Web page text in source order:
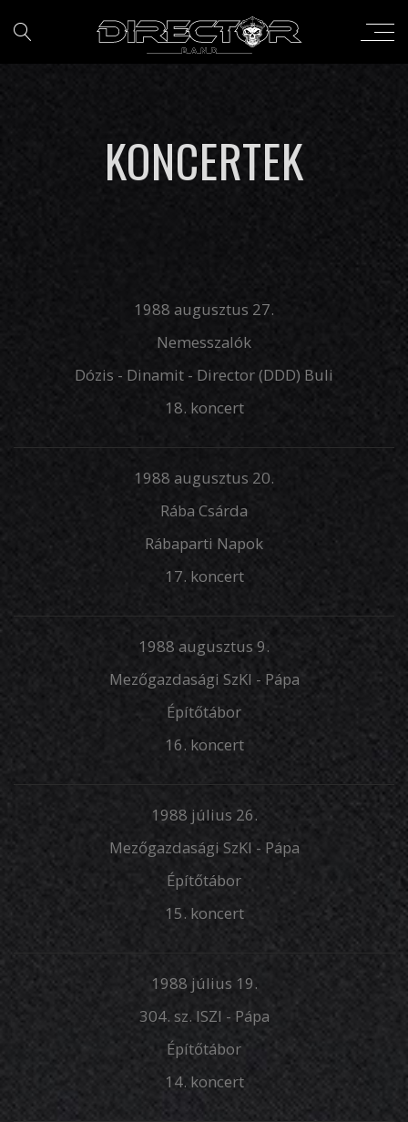
KONCERTEK
1988 augusztus 27.
Nemesszalók
Dózis - Dinamit - Director (DDD) Buli
18. koncert
1988 augusztus 20.
Rába Csárda
Rábaparti Napok
17. koncert
1988 augusztus 9.
Mezőgazdasági SzKI - Pápa
Építőtábor
16. koncert
1988 július 26.
Mezőgazdasági SzKI - Pápa
Építőtábor
15. koncert
1988 július 19.
304. sz. ISZI - Pápa
Építőtábor
14. koncert